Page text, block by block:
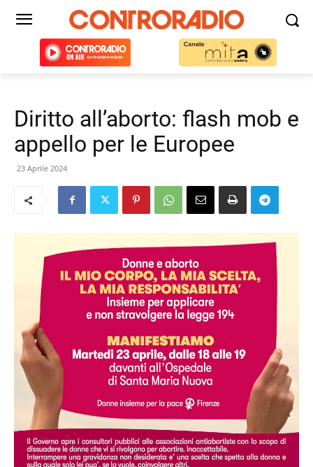
Diritto all’aborto: flash mob e
appello per le Europee
23 Aprile 2024